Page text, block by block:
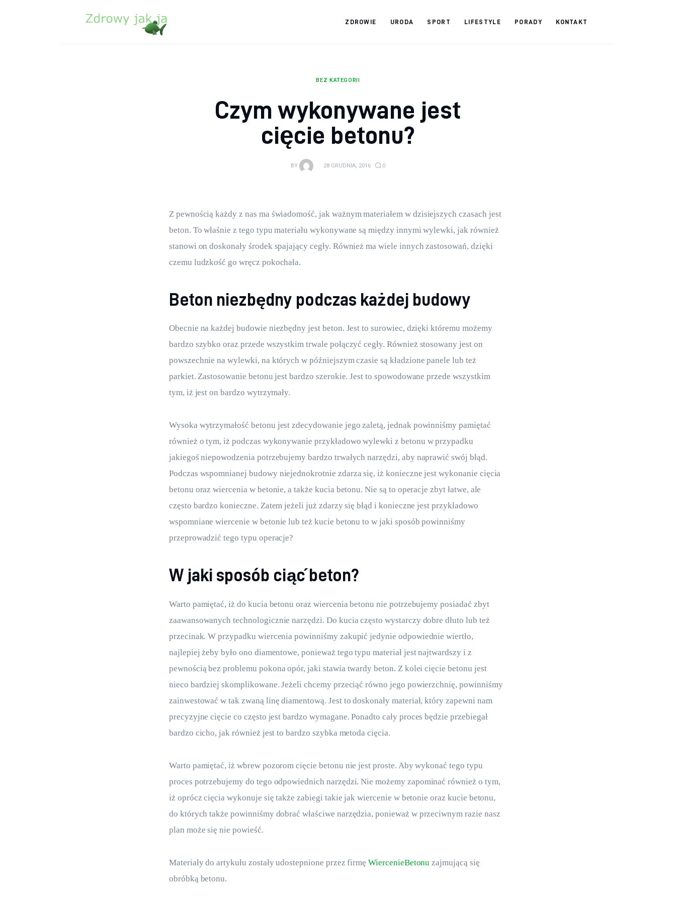
ZDROWIE URODA SPORT LIFESTYLE PORADY KONTAKT
BEZ KATEGORII
Czym wykonywane jest
cięcie betonu?
BY 28 GRUDNIA, 2016 0
Z pewnością każdy z nas ma świadomość, jak ważnym materiałem w dzisiejszych czasach jest
beton. To właśnie z tego typu materiału wykonywane są między innymi wylewki, jak również
stanowi on doskonały środek spajający cegły. Również ma wiele innych zastosowań, dzięki
czemu ludzkość go wręcz pokochała.
Beton niezbędny podczas każdej budowy
Obecnie na każdej budowie niezbędny jest beton. Jest to surowiec, dzięki któremu możemy
bardzo szybko oraz przede wszystkim trwale połączyć cegły. Również stosowany jest on
powszechnie na wylewki, na których w późniejszym czasie są kładzione panele lub też
parkiet. Zastosowanie betonu jest bardzo szerokie. Jest to spowodowane przede wszystkim
tym, iż jest on bardzo wytrzymały.
Wysoka wytrzymałość betonu jest zdecydowanie jego zaletą, jednak powinniśmy pamiętać
również o tym, iż podczas wykonywanie przykładowo wylewki z betonu w przypadku
jakiegoś niepowodzenia potrzebujemy bardzo trwałych narzędzi, aby naprawić swój błąd.
Podczas wspomnianej budowy niejednokrotnie zdarza się, iż konieczne jest wykonanie cięcia
betonu oraz wiercenia w betonie, a także kucia betonu. Nie są to operacje zbyt łatwe, ale
często bardzo konieczne. Zatem jeżeli już zdarzy się błąd i konieczne jest przykładowo
wspomniane wiercenie w betonie lub też kucie betonu to w jaki sposób powinniśmy
przeprowadzić tego typu operacje?
W jaki sposób ciąć beton?
Warto pamiętać, iż do kucia betonu oraz wiercenia betonu nie potrzebujemy posiadać zbyt
zaawansowanych technologicznie narzędzi. Do kucia często wystarczy dobre dłuto lub też
przecinak. W przypadku wiercenia powinniśmy zakupić jedynie odpowiednie wiertło,
najlepiej żeby było ono diamentowe, ponieważ tego typu materiał jest najtwardszy i z
pewnością bez problemu pokona opór, jaki stawia twardy beton. Z kolei cięcie betonu jest
nieco bardziej skomplikowane. Jeżeli chcemy przeciąć równo jego powierzchnię, powinniśmy
zainwestować w tak zwaną linę diamentową. Jest to doskonały materiał, który zapewni nam
precyzyjne cięcie co często jest bardzo wymagane. Ponadto cały proces będzie przebiegał
bardzo cicho, jak również jest to bardzo szybka metoda cięcia.
Warto pamiętać, iż wbrew pozorom cięcie betonu nie jest proste. Aby wykonać tego typu
proces potrzebujemy do tego odpowiednich narzędzi. Nie możemy zapominać również o tym,
iż oprócz cięcia wykonuje się także zabiegi takie jak wiercenie w betonie oraz kucie betonu,
do których także powinniśmy dobrać właściwe narzędzia, ponieważ w przeciwnym razie nasz
plan może się nie powieść.
Materiały do artykułu zostały udostepnione przez firmę WiercenieBetonu zajmującą się
obróbką betonu.